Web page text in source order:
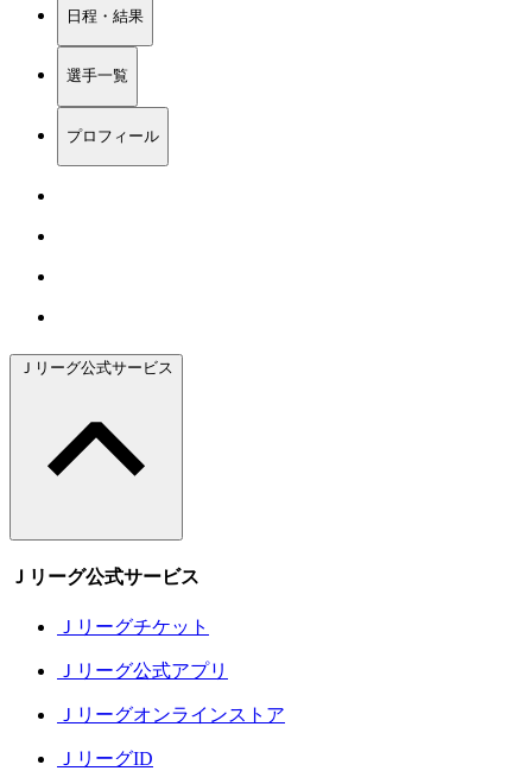
日程・結果
選手一覧
プロフィール
Ｊリーグ公式サービス
Ｊリーグ公式サービス
Ｊリーグチケット
Ｊリーグ公式アプリ
Ｊリーグオンラインストア
ＪリーグID